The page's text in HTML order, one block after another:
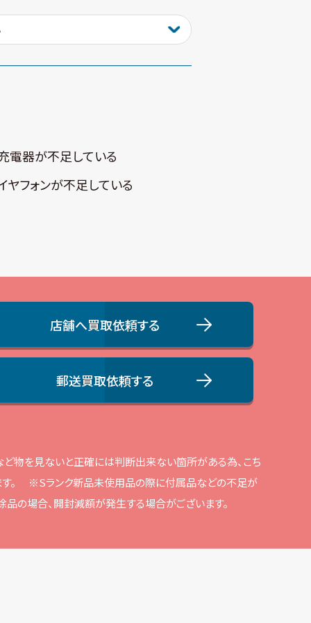
電器が不⾜している
ヤフォンが不⾜している
店舗へ買取依頼する
郵送買取依頼する
物を⾒ないと正確には判断出来ない箇所がある為、こち
。
※Sランク新品未使⽤品の際に付属品などの不⾜が
の場合、開封減額が発⽣する場合がございます。